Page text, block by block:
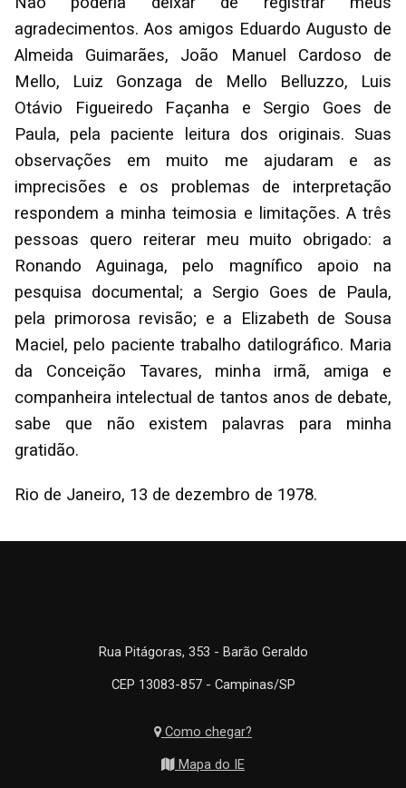
agradecimentos. Aos amigos Eduardo Augusto de
Almeida Guimarães, João Manuel Cardoso de
Mello, Luiz Gonzaga de Mello Belluzzo, Luis
Otávio Figueiredo Façanha e Sergio Goes de
Paula, pela paciente leitura dos originais. Suas
observações em muito me ajudaram e as
imprecisões e os problemas de interpretação
respondem a minha teimosia e limitações. A três
pessoas quero reiterar meu muito obrigado: a
Ronando Aguinaga, pelo magnífico apoio na
pesquisa documental; a Sergio Goes de Paula,
pela primorosa revisão; e a Elizabeth de Sousa
Maciel, pelo paciente trabalho datilográfico. Maria
da Conceição Tavares, minha irmã, amiga e
companheira intelectual de tantos anos de debate,
sabe que não existem palavras para minha
gratidão.
Rio de Janeiro, 13 de dezembro de 1978.
Rua Pitágoras, 353 - Barão Geraldo
CEP 13083-857 - Campinas/SP
Como chegar?
Mapa do IE